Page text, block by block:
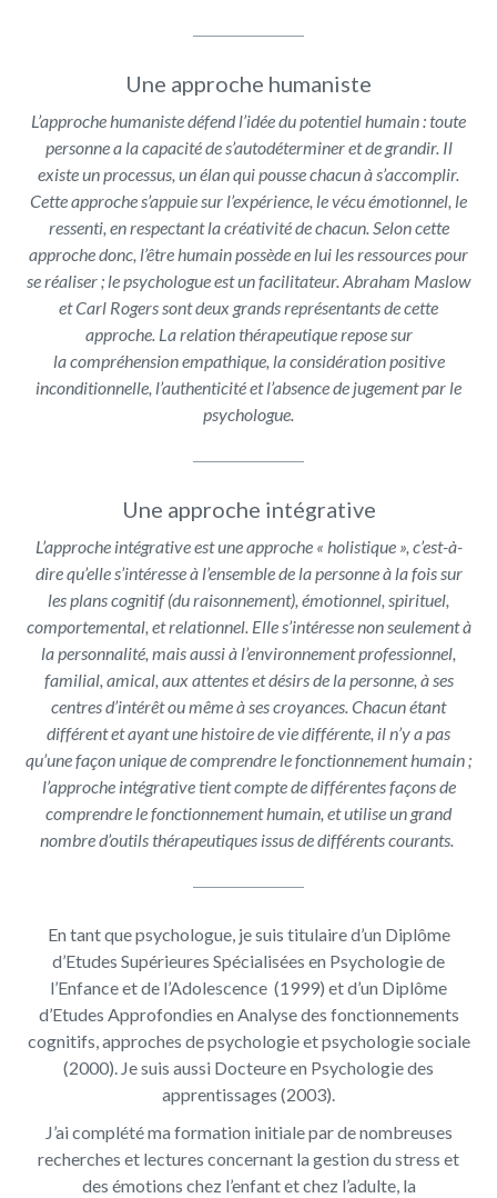
Une approche humaniste
L’approche humaniste défend l’idée du potentiel humain : toute
personne a la capacité de s’autodéterminer et de grandir. Il
existe un processus, un élan qui pousse chacun à s’accomplir.
Cette approche s’appuie sur l’expérience, le vécu émotionnel, le
ressenti, en respectant la créativité de chacun. Selon cette
approche donc, l’être humain possède en lui les ressources pour
se réaliser ; lepsychologue est un facilitateur. Abraham Maslow
et Carl Rogers sont deux grands représentants de cette
approche. La relation thérapeutique repose sur
la compréhension empathique, la considération positive
inconditionnelle, l’authenticité et l’absence de jugement par le
psychologue.
Une approche intégrative
L’approche intégrative est une approche « holistique », c’est-à-
dire qu’elle s’intéresse à l’ensemble de la personne à la fois sur
les plans cognitif (du raisonnement), émotionnel, spirituel,
comportemental, et relationnel. Elle s’intéresse non seulement à
la personnalité, mais aussi à l’environnement professionnel,
familial, amical, aux attentes et désirs de la personne, à ses
centres d’intérêt ou même à ses croyances. Chacun étant
différent et ayant une histoire de vie différente, il n’y a pas
qu’une façon unique de comprendre le fonctionnement humain ;
l’approche intégrative tient compte de différentes façons de
comprendre le fonctionnement humain, et utilise un grand
nombre d’outils thérapeutiques issus de différents courants.
En tant que psychologue, je suis titulaire d’un Diplôme
d’Etudes Supérieures Spécialisées en Psychologie de
l’Enfance et de l’Adolescence (1999) et d’un Diplôme
d’Etudes Approfondies en Analyse des fonctionnements
cognitifs, approches de psychologie et psychologie sociale
(2000). Je suis aussi Docteure en Psychologie des
apprentissages (2003).
J’ai complété ma formation initiale par de nombreuses
recherches et lectures concernant la gestion du stress et
des émotions chez l’enfant et chez l’adulte, la